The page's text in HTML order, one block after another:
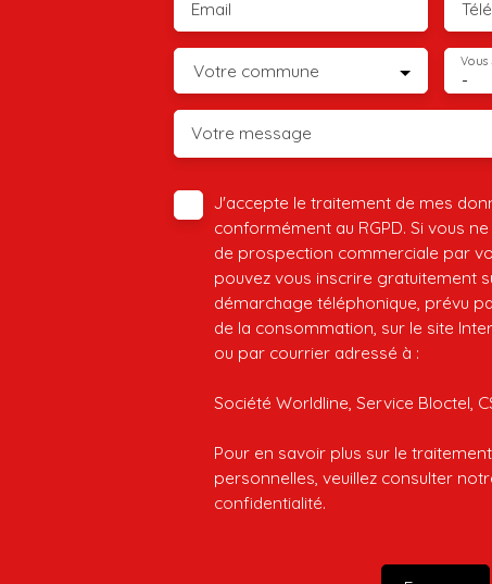
Email
Votre commune -
Vous
Votre message
J'accepte le traitement de mes
conformément au RGPD. Si vous
de prospection commerciale par
pouvez vous inscrire gratuitement
démarchage téléphonique, prévu
de la consommation, sur le site
ou par courrier adressé à :
Société Worldline, Service Bloctel, CS
Pour en savoir plus sur le
personnelles, veuillez consulter
confidentialité.